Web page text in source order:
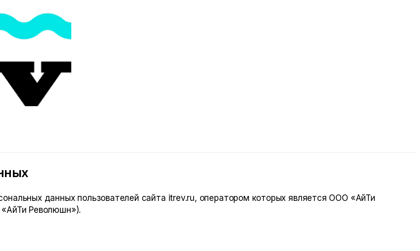
данных пользователей сайта itrev.ru, оператором которых является ООО «АйТи
«АйТи Революшн»).